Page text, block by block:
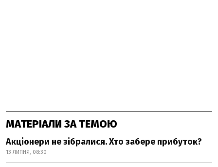
МАТЕРІАЛИ ЗА ТЕМОЮ
Акціонери не зібралися. Хто забере прибуток?
13 ЛИПНЯ, 08:30